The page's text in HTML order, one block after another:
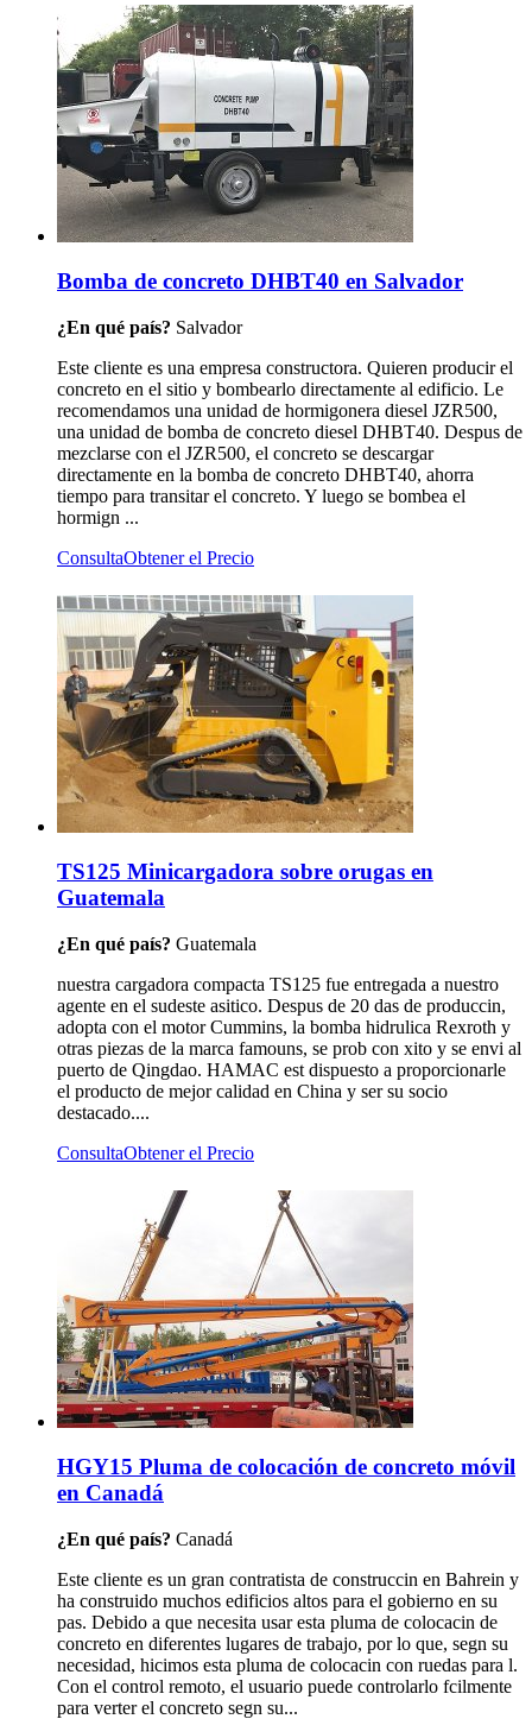
Bomba de concreto DHBT40 en Salvador
¿En qué país? Salvador
Este cliente es una empresa constructora. Quieren producir el
concreto en el sitio y bombearlo directamente al edificio. Le
recomendamos una unidad de hormigonera diesel JZR500,
una unidad de bomba de concreto diesel DHBT40. Despus de
mezclarse con el JZR500, el concreto se descargar
directamente en la bomba de concreto DHBT40, ahorra
tiempo para transitar el concreto. Y luego se bombea el
hormign ...
ConsultaObtener el Precio
TS125 Minicargadora sobre orugas en
Guatemala
¿En qué país? Guatemala
nuestra cargadora compacta TS125 fue entregada a nuestro
agente en el sudeste asitico. Despus de 20 das de produccin,
adopta con el motor Cummins, la bomba hidrulica Rexroth y
otras piezas de la marca famouns, se prob con xito y se envi al
puerto de Qingdao. HAMAC est dispuesto a proporcionarle
el producto de mejor calidad en China y ser su socio
destacado....
ConsultaObtener el Precio
HGY15 Pluma de colocación de concreto móvil
en Canadá
¿En qué país? Canadá
Este cliente es un gran contratista de construccin en Bahrein y
ha construido muchos edificios altos para el gobierno en su
pas. Debido a que necesita usar esta pluma de colocacin de
concreto en diferentes lugares de trabajo, por lo que, segn su
necesidad, hicimos esta pluma de colocacin con ruedas para l.
Con el control remoto, el usuario puede controlarlo fcilmente
para verter el concreto segn su...